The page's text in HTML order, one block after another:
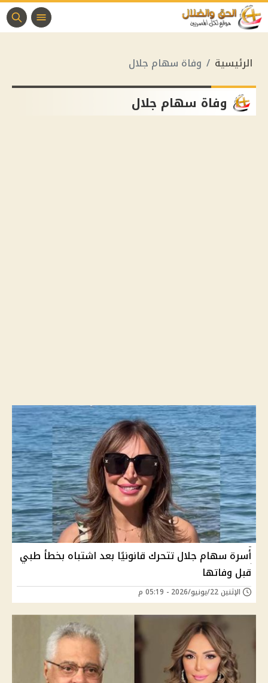
الرئيسية وفاة سهام جلال
وفاة سهام جلال
أسرة سهام جلال تتحرك قانونيًا بعد اشتباه بخطأ طبي
قبل وفاتها
الإثنين 22/يونيو/2026 - 05:19 م